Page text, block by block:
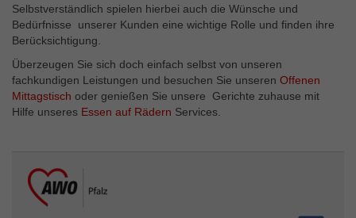
Selbstverständlich spielen hierbei auch die Wünsche und
Bedürfnisse unserer Kunden eine wichtige Rolle und finden ihre
Berücksichtigung.
Überzeugen Sie sich doch einfach selbst von unseren
fachkundigen Leistungen und besuchen Sie unseren Offenen
Mittagstisch oder genießen Sie unsere Gerichte zuhause mit
Hilfe unseres Essen auf Rädern Services.